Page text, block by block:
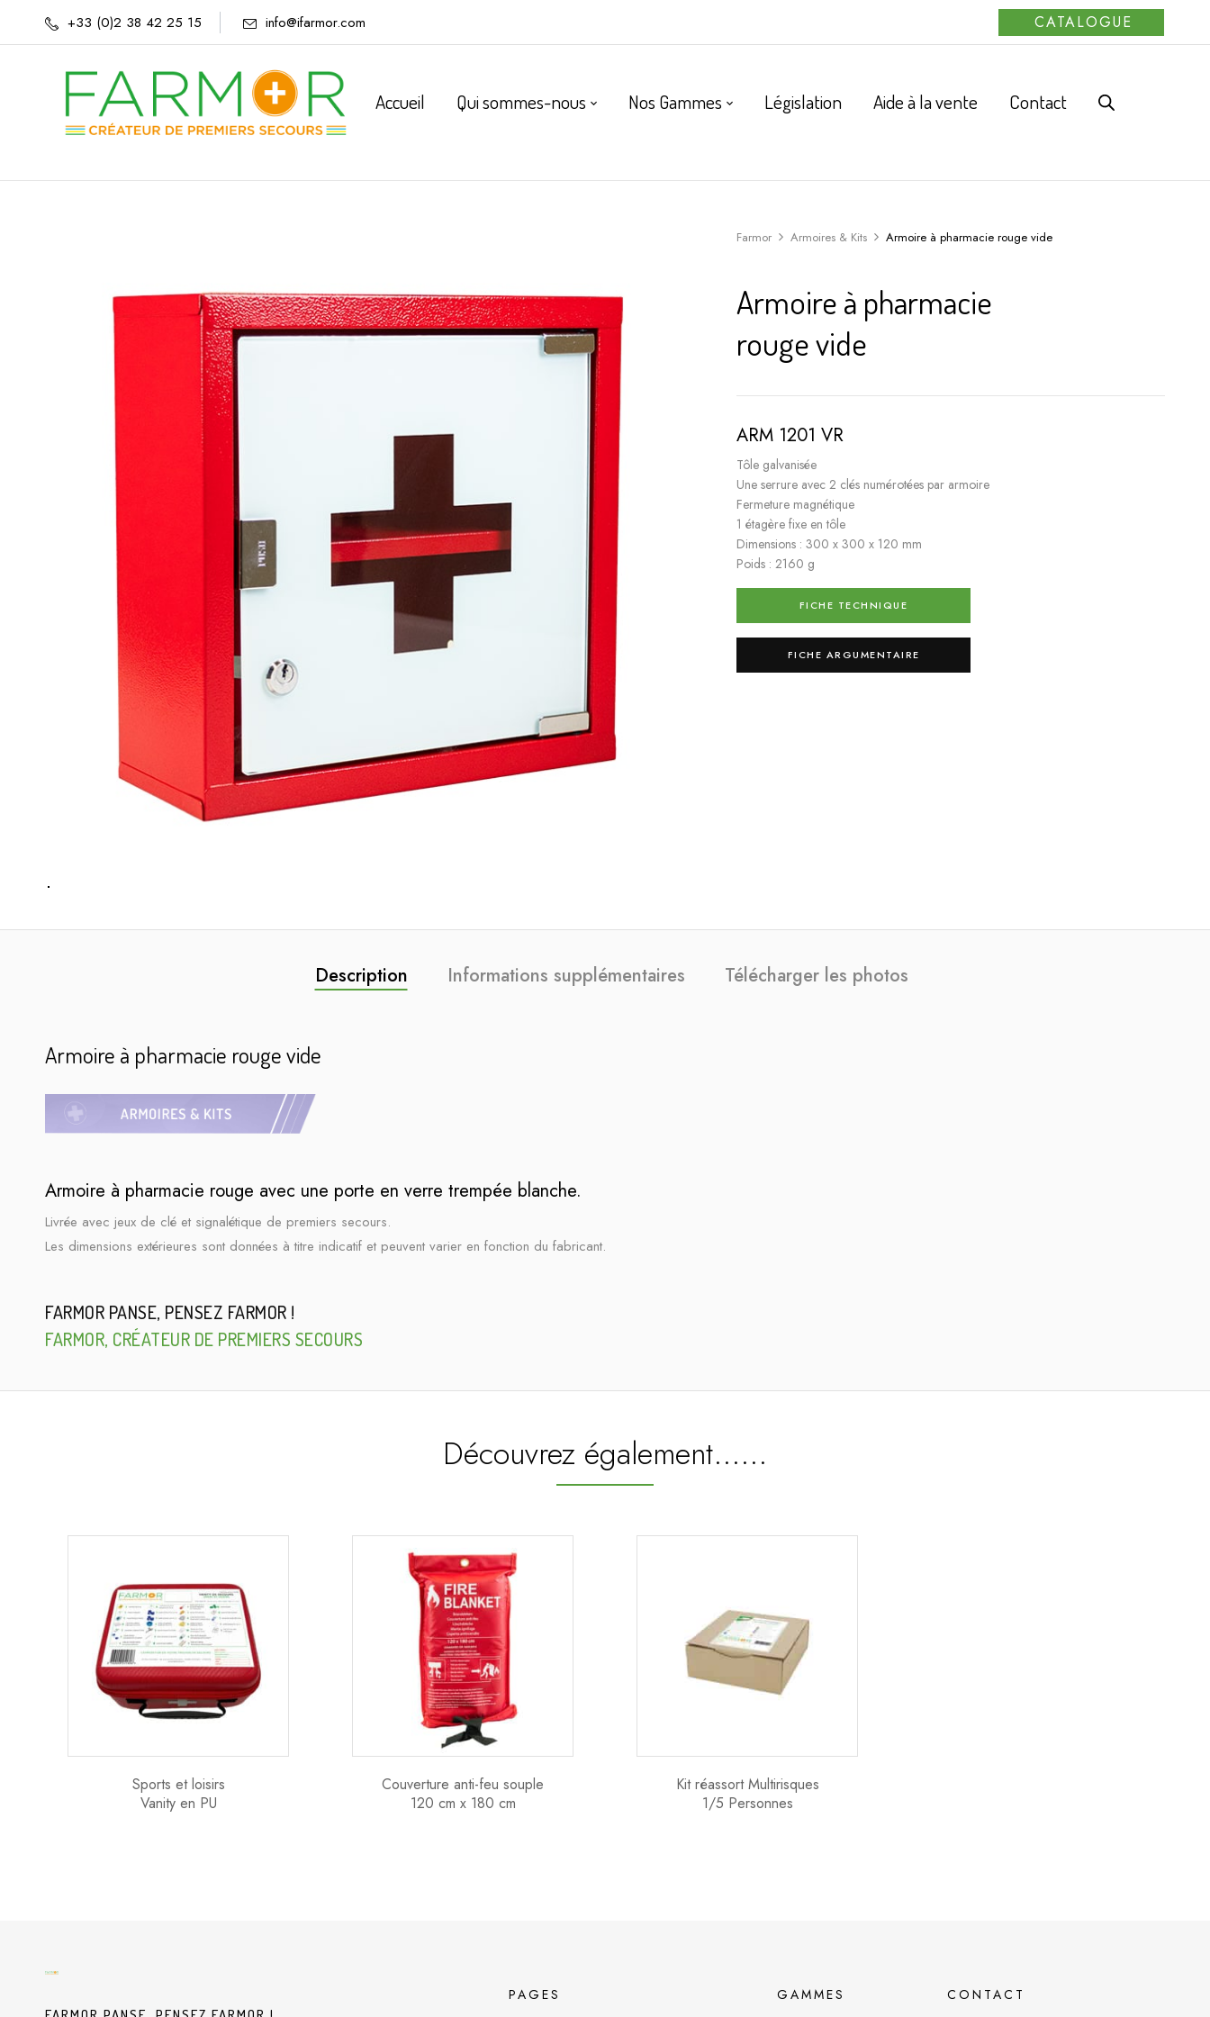
+33 (0)2 38 42 25 15 info@ifarmor.com CATALOGUE
Accueil Qui sommes-nous Nos Gammes Législation Aide à la vente Contact
Farmor Armoires & Kits Armoire à pharmacie rouge vide
Armoire à pharmacie
rouge vide
ARM 1201 VR
Tôle galvanisée
Une serrure avec 2 clés numérotées par armoire
Fermeture magnétique
1 étagère fixe en tôle
Dimensions : 300 x 300 x 120 mm
Poids : 2160 g
FICHE TECHNIQUE
FICHE ARGUMENTAIRE
Description Informations supplémentaires Télécharger les photos
Armoire à pharmacie rouge vide
Armoire à pharmacie rouge avec une porte en verre trempée blanche.
Livrée avec jeux de clé et signalétique de premiers secours.
Les dimensions extérieures sont données à titre indicatif et peuvent varier en fonction du fabricant.
FARMOR PANSE, PENSEZ FARMOR !
FARMOR, CRÉATEUR DE PREMIERS SECOURS
Découvrez également...…
Sports et loisirs
Vanity en PU
Couverture anti-feu souple
120 cm x 180 cm
Kit réassort Multirisques
1/5 Personnes
PAGES GAMMES CONTACT